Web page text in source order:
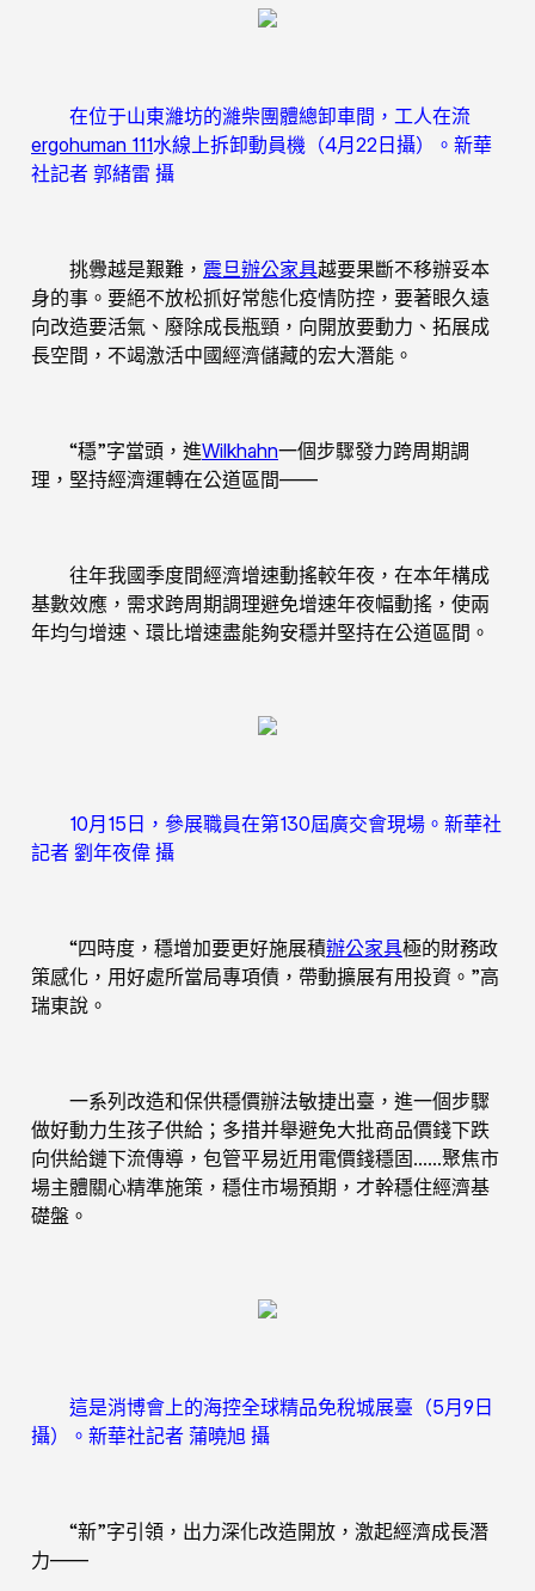
在位于山東濰坊的濰柴團體總卸車間，工人在流
ergohuman 111水線上拆卸動員機（4月22日攝）。新華
社記者 郭緒雷 攝
挑釁越是艱難， 震旦辦公家具越要果斷不移辦妥本
身的事。要絕不放松抓好常態化疫情防控，要著眼久遠
向改造要活氣、廢除成長瓶頸，向開放要動力、拓展成
長空間，不竭激活中國經濟儲藏的宏大潛能。
“穩”字當頭，進Wilkhahn一個步驟發力跨周期調
理，堅持經濟運轉在公道區間——
往年我國季度間經濟增速動搖較年夜，在本年構成
基數效應，需求跨周期調理避免增速年夜幅動搖，使兩
年均勻增速、環比增速盡能夠安穩并堅持在公道區間。
10月15日，參展職員在第130屆廣交會現場。新華社
記者 劉年夜偉 攝
“四時度，穩增加要更好施展積辦公家具極的財務政
策感化，用好處所當局專項債，帶動擴展有用投資。”高
瑞東說。
一系列改造和保供穩價辦法敏捷出臺，進一個步驟
做好動力生孩子供給；多措并舉避免大批商品價錢下跌
向供給鏈下流傳導，包管平易近用電價錢穩固……聚焦市
場主體關心精準施策，穩住市場預期，才幹穩住經濟基
礎盤。
這是消博會上的海控全球精品免稅城展臺（5月9日
攝）。新華社記者 蒲曉旭 攝
“新”字引領，出力深化改造開放，激起經濟成長潛
力——